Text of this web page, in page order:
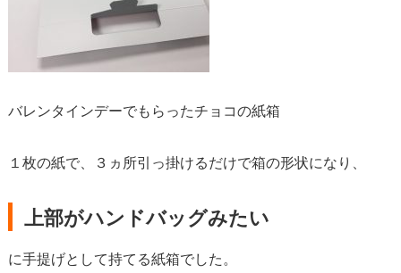
バレンタインデーでもらったチョコの紙箱
１枚の紙で、３ヵ所引っ掛けるだけで箱の形状になり、
上部がハンドバッグみたい
に手提げとして持てる紙箱でした。